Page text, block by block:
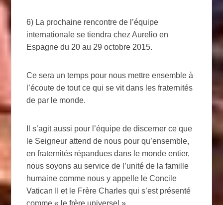
6) La prochaine rencontre de l’équipe
internationale se tiendra chez Aurelio en
Espagne du 20 au 29 octobre 2015.
Ce sera un temps pour nous mettre ensemble à
l’écoute de tout ce qui se vit dans les fraternités
de par le monde.
Il s’agit aussi pour l’équipe de discerner ce que
le Seigneur attend de nous pour qu’ensemble,
en fraternités répandues dans le monde entier,
nous soyons au service de l’unité de la famille
humaine comme nous y appelle le Concile
Vatican II et le Frère Charles qui s’est présenté